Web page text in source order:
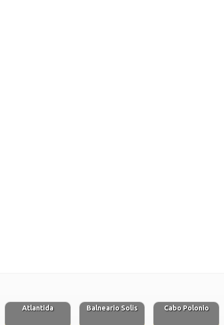
Atlantida Balneario Solis Cabo Polonio